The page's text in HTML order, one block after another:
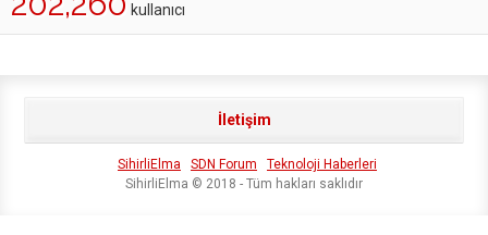
kullanıcı
İletişim
SihirliElma SDN Forum
Teknoloji Haberleri
SihirliElma © 2018 - Tüm hakları saklıdır